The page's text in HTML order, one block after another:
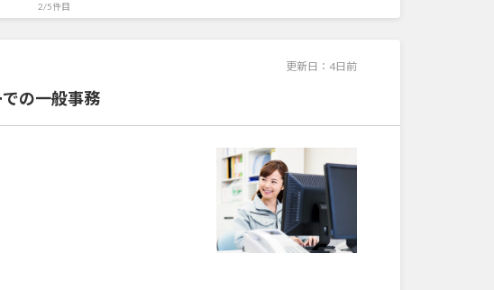
2/5件目
更新日： 4日前
での一般事務